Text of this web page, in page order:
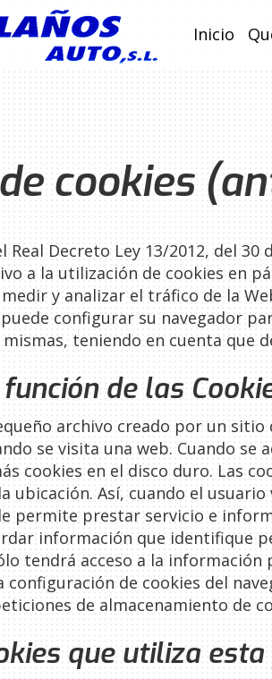
Inicio
cookies
Decreto Ley 13/2012, del
a la utilización de cookies en
y analizar el tráfico de la
puede configurar su navegador
teniendo en cuenta que
de las
archivo creado por un
se visita una web. Cuando
cookies en el disco duro. Las
ubicación. Así, cuando el
permite prestar servicio e
información que identifique
tendrá acceso a la
configuración de cookies del
de almacenamiento de
que utiliza